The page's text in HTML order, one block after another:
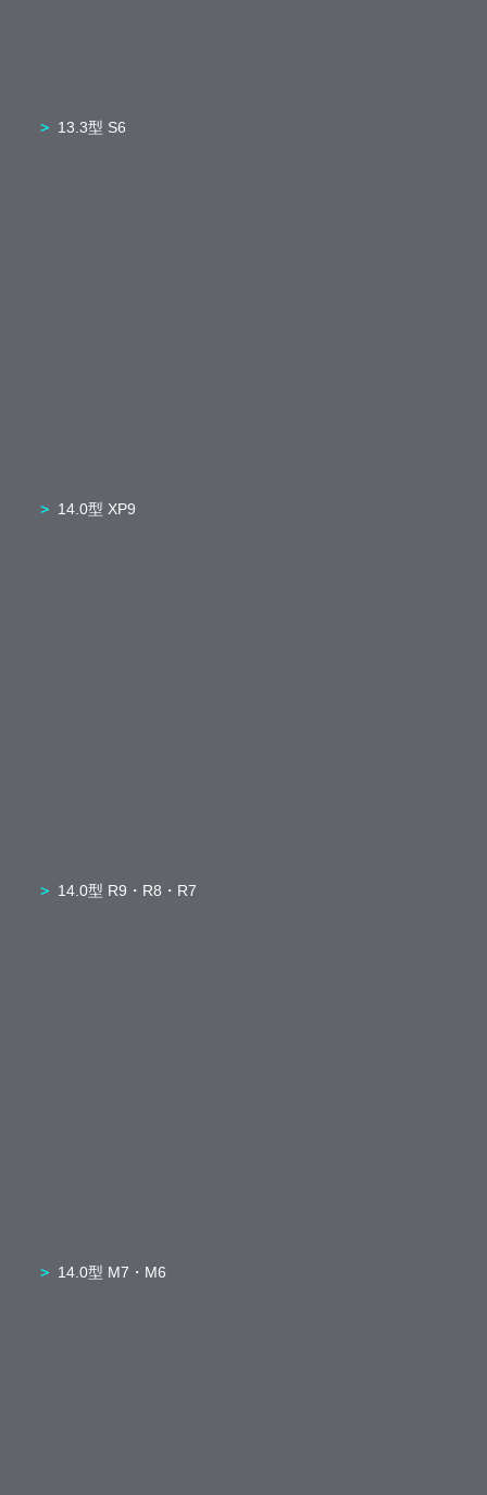
13.3型 S6
14.0型 XP9
14.0型 R9・R8・R7
14.0型 M7・M6